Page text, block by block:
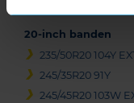
20-inch banden
235/50R20 104Y
245/35R20 91Y
245/45R20 103W